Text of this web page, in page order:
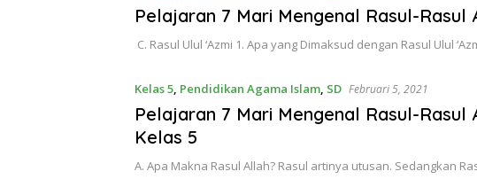
Pelajaran 7 Mari Mengenal Rasul-
C. Rasul Ulul ‘Azmi 1. Apa yang Dimaksud dengan Rasul Ulul
Kelas 5, Pendidikan Agama Islam, SD Februari 5, 2021
Pelajaran 7 Mari Mengenal Rasul-
Kelas 5
A. Apa Makna Rasul Allah? Rasul artinya utusan. Sedangkan